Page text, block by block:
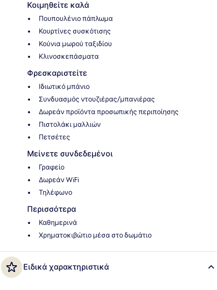
Κοιμηθείτε καλά
Πουπουλένιο πάπλωμα
Κουρτίνες συσκότισης
Κούνια μωρού ταξιδίου
Κλινοσκεπάσματα
Φρεσκαριστείτε
Ιδιωτικό μπάνιο
Συνδυασμός ντουζιέρας/μπανιέρας
Δωρεάν προϊόντα προσωπικής περιποίησης
Πιστολάκι μαλλιών
Πετσέτες
Μείνετε συνδεδεμένοι
Γραφείο
Δωρεάν WiFi
Τηλέφωνο
Περισσότερα
Καθημερινά
Χρηματοκιβώτιο μέσα στο δωμάτιο
Ειδικά χαρακτηριστικά